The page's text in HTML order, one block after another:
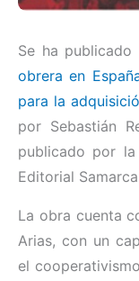
Se ha publicado
obrera en
para la
por Sebastián
publicado por
Editorial
La obra cuenta
Arias, con un
el